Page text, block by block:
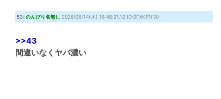
53: のんびり名無し 2026/05/14(木) 16:48:21.12 ID:0FXKP1f30
>>43
間違いなくヤバ濃い